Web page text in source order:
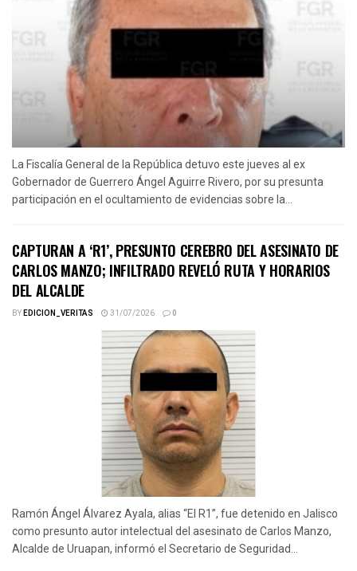
La Fiscalía General de la República detuvo este jueves al ex
Gobernador de Guerrero Ángel Aguirre Rivero, por su presunta
participación en el ocultamiento de evidencias sobre la...
CAPTURAN A ‘R1’, PRESUNTO CEREBRO DEL ASESINATO DE
CARLOS MANZO; INFILTRADO REVELÓ RUTA Y HORARIOS
DEL ALCALDE
BYEDICION_VERITAS 31/07/2026 0
Ramón Ángel Álvarez Ayala, alias “El R1”, fue detenido en Jalisco
como presunto autor intelectual del asesinato de Carlos Manzo,
Alcalde de Uruapan, informó el Secretario de Seguridad...